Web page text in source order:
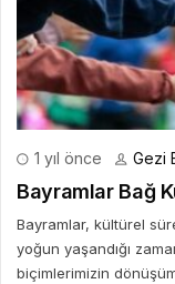
1 yıl önce Gezi
Bayramlar Bağ
Bayramlar, kültürel
yoğun yaşandığı
biçimlerimizin